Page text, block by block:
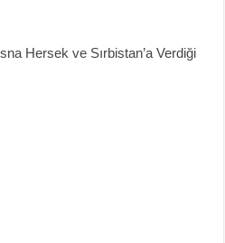
Hersek ve Sırbistan’a Verdiği